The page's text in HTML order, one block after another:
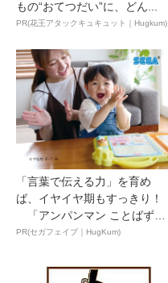
もの“おてつだい”に、どん...
PR(花王アタックキュキュット｜Hugkum)
「言葉で伝える力」を育め
ば、イヤイヤ期もすっきり！
「アンパンマン ことばずか
ん...
PR(セガフェイブ｜HugKum)